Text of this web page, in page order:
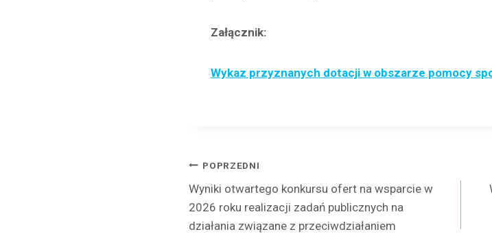
Załącznik:
Wykaz przyznanych dotacji w obszarze pomocy
Nawigacja
wpisu
POPRZEDNI
Wyniki otwartego konkursu ofert na wsparcie w
2026 roku realizacji zadań publicznych na
działania związane z przeciwdziałaniem